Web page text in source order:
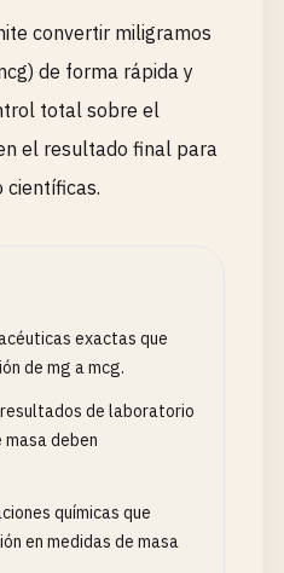
convertir miligramos
de forma rápida y
total sobre el
el resultado final para
científicas.
exactas que
de mg a mcg.
de laboratorio
masa deben
químicas que
en medidas de masa